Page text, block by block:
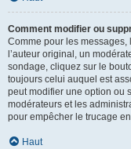
Comment modifier ou
Comme pour les
l’auteur original, un
sondage, cliquez sur le
toujours celui auquel est
peut modifier une option ou
modérateurs et les
pour empêcher le trucage
Haut